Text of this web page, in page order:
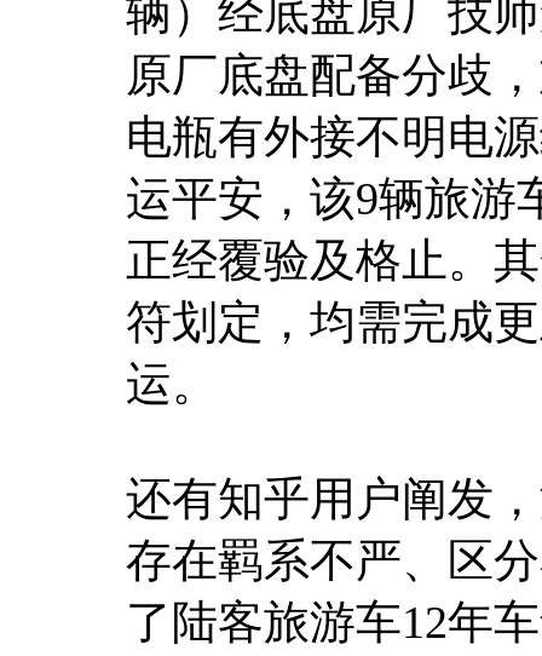
辆）经底盘原厂技
原厂底盘配备分歧
电瓶有外接不明电
运平安，该9辆旅游
正经覆验及格止。
符划定，均需完成
运。
还有知乎用户阐发
存在羁系不严、区
了陆客旅游车12年